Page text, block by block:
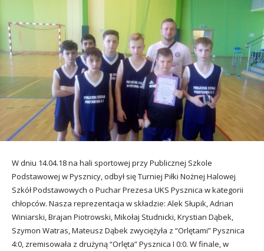
W dniu 14.04.18 na hali sportowej przy Publicznej Szkole
Podstawowej w Pysznicy, odbył się Turniej Piłki Nożnej Halowej
Szkół Podstawowych o Puchar Prezesa UKS Pysznica w kategorii
chłopców. Nasza reprezentacja w składzie: Alek Słupik, Adrian
Winiarski, Brajan Piotrowski, Mikołaj Studnicki, Krystian Dąbek,
Szymon Watras, Mateusz Dąbek zwyciężyła z “Orlętami” Pysznica
4:0, zremisowała z drużyną “Orlęta” Pysznica I 0:0. W finale, w